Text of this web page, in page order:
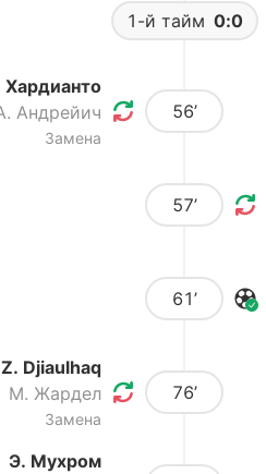
1-й тайм 0:0
Хардианто
Андрейич
Замена
56’
57’
61’
Z. Djiaulhaq
М. Жардел
Замена
76’
Э. Мухром